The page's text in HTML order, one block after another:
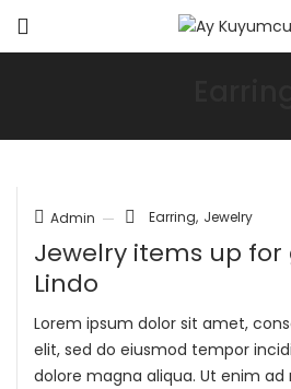
Admin Earring Jewelry
Jewelry items up
Lindo
Lorem ipsum dolor sit amet,
elit, sed do eiusmod tempor
dolore magna aliqua. Ut enim